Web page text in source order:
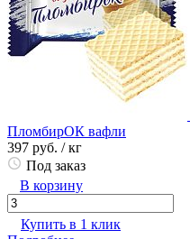
ПломбирОК вафли
397 руб. / кг
Под заказ
В корзину
Купить в 1 клик